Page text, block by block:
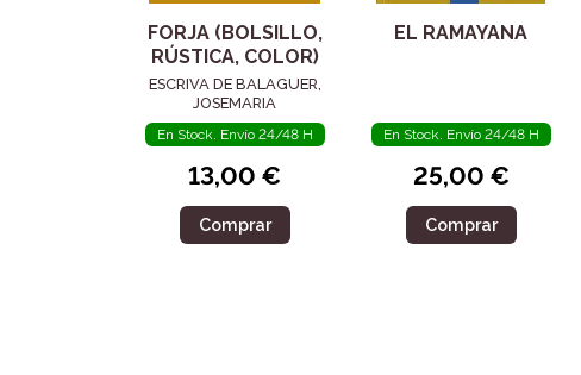
FORJA (BOLSILLO,
RÚSTICA, COLOR)
ESCRIVA DE BALAGUER,
JOSEMARIA
En Stock. Envío 24/48 H
13,00 €
Comprar
EL RAMAYANA
En Stock. Envío 24/48 H
25,00 €
Comprar